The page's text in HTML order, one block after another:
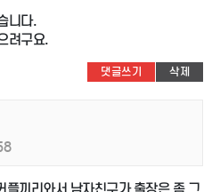
니다.
려구요.
댓글쓰기 삭제